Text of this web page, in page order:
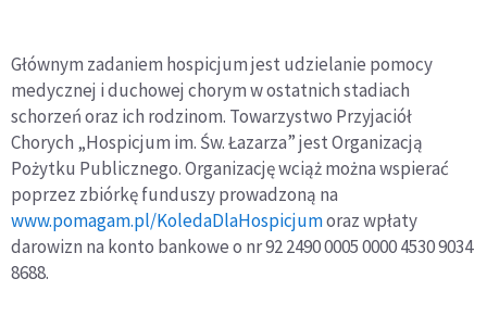
Głównym zadaniem hospicjum jest udzielanie pomocy
medycznej i duchowej chorym w ostatnich stadiach
schorzeń oraz ich rodzinom. Towarzystwo Przyjaciół
Chorych „Hospicjum im. Św. Łazarza” jest Organizacją
Pożytku Publicznego. Organizację wciąż można wspierać
poprzez zbiórkę funduszy prowadzoną na
www.pomagam.pl/KoledaDlaHospicjumoraz wpłaty
darowizn na konto bankowe o nr 92 2490 0005 0000 4530 9034
8688.